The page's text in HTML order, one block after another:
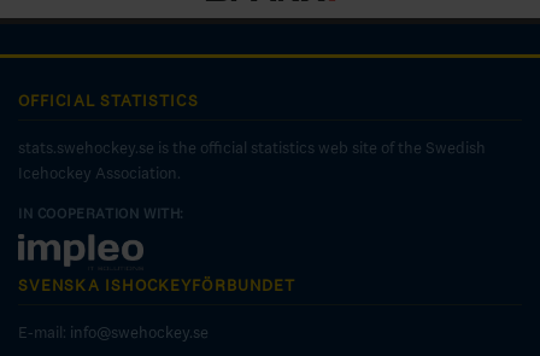
OFFICIAL STATISTICS
stats.swehockey.se is the official statistics web site of the Swedish
Icehockey Association.
IN COOPERATION WITH:
SVENSKA ISHOCKEYFÖRBUNDET
E-mail: info@swehockey.se